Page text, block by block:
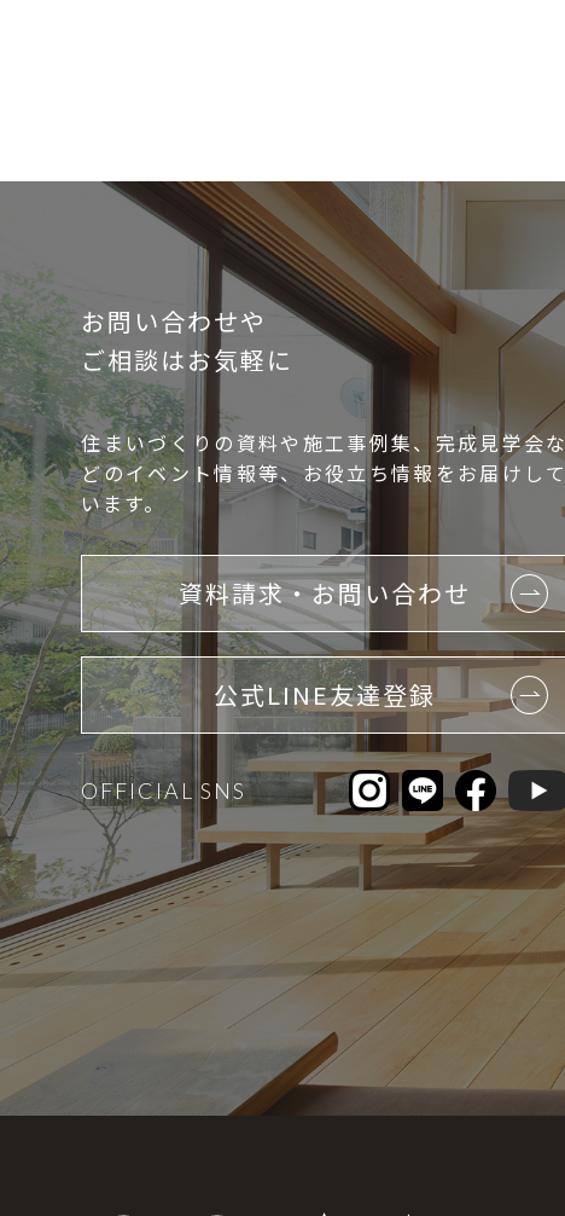
お問い合わせや
ご相談はお気軽に
住まいづくりの資料や施工事例集、完成見学会な
どのイベント情報等、お役立ち情報をお届けして
います。
資料請求・お問い合わせ
公式LINE友達登録
OFFICIAL SNS